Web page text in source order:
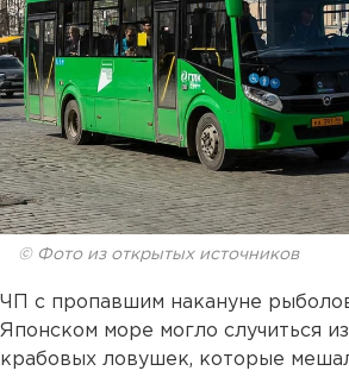
© Фото из открытых источников
ЧП с пропавшим накануне
Японском море могло случиться
крабовых ловушек, которые